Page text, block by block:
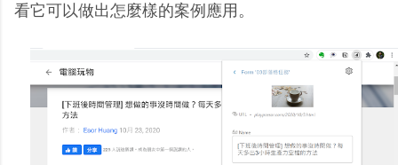
看它可以做出怎麼樣的案例應用。